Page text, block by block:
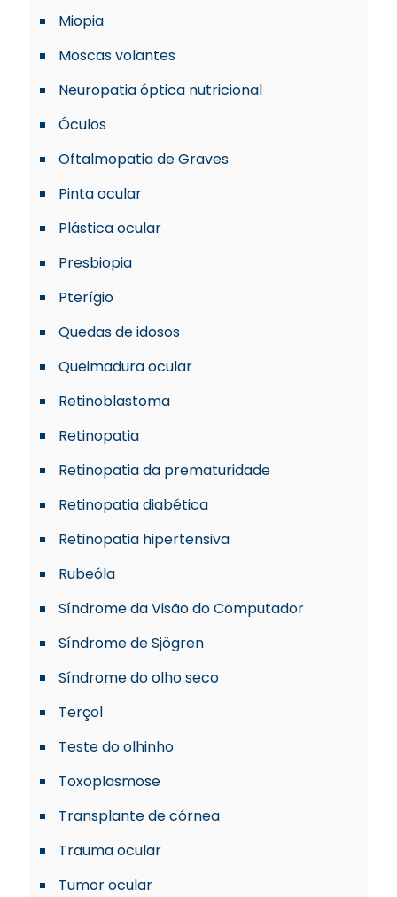
Miopia
Moscas volantes
Neuropatia óptica nutricional
Óculos
Oftalmopatia de Graves
Pinta ocular
Plástica ocular
Presbiopia
Pterígio
Quedas de idosos
Queimadura ocular
Retinoblastoma
Retinopatia
Retinopatia da prematuridade
Retinopatia diabética
Retinopatia hipertensiva
Rubeóla
Síndrome da Visão do Computador
Síndrome de Sjögren
Síndrome do olho seco
Terçol
Teste do olhinho
Toxoplasmose
Transplante de córnea
Trauma ocular
Tumor ocular